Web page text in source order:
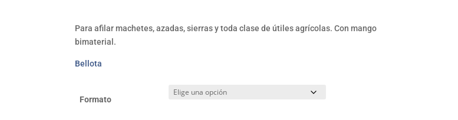
desde
Para afilar machetes, azadas, sierras y toda clase de útiles agrícolas. Con mango
bimaterial.
Bellota
Formato